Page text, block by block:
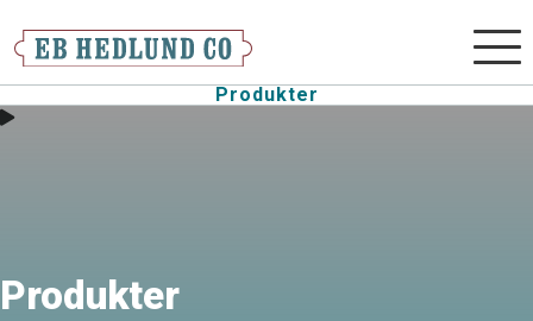
Produkter
Produkter